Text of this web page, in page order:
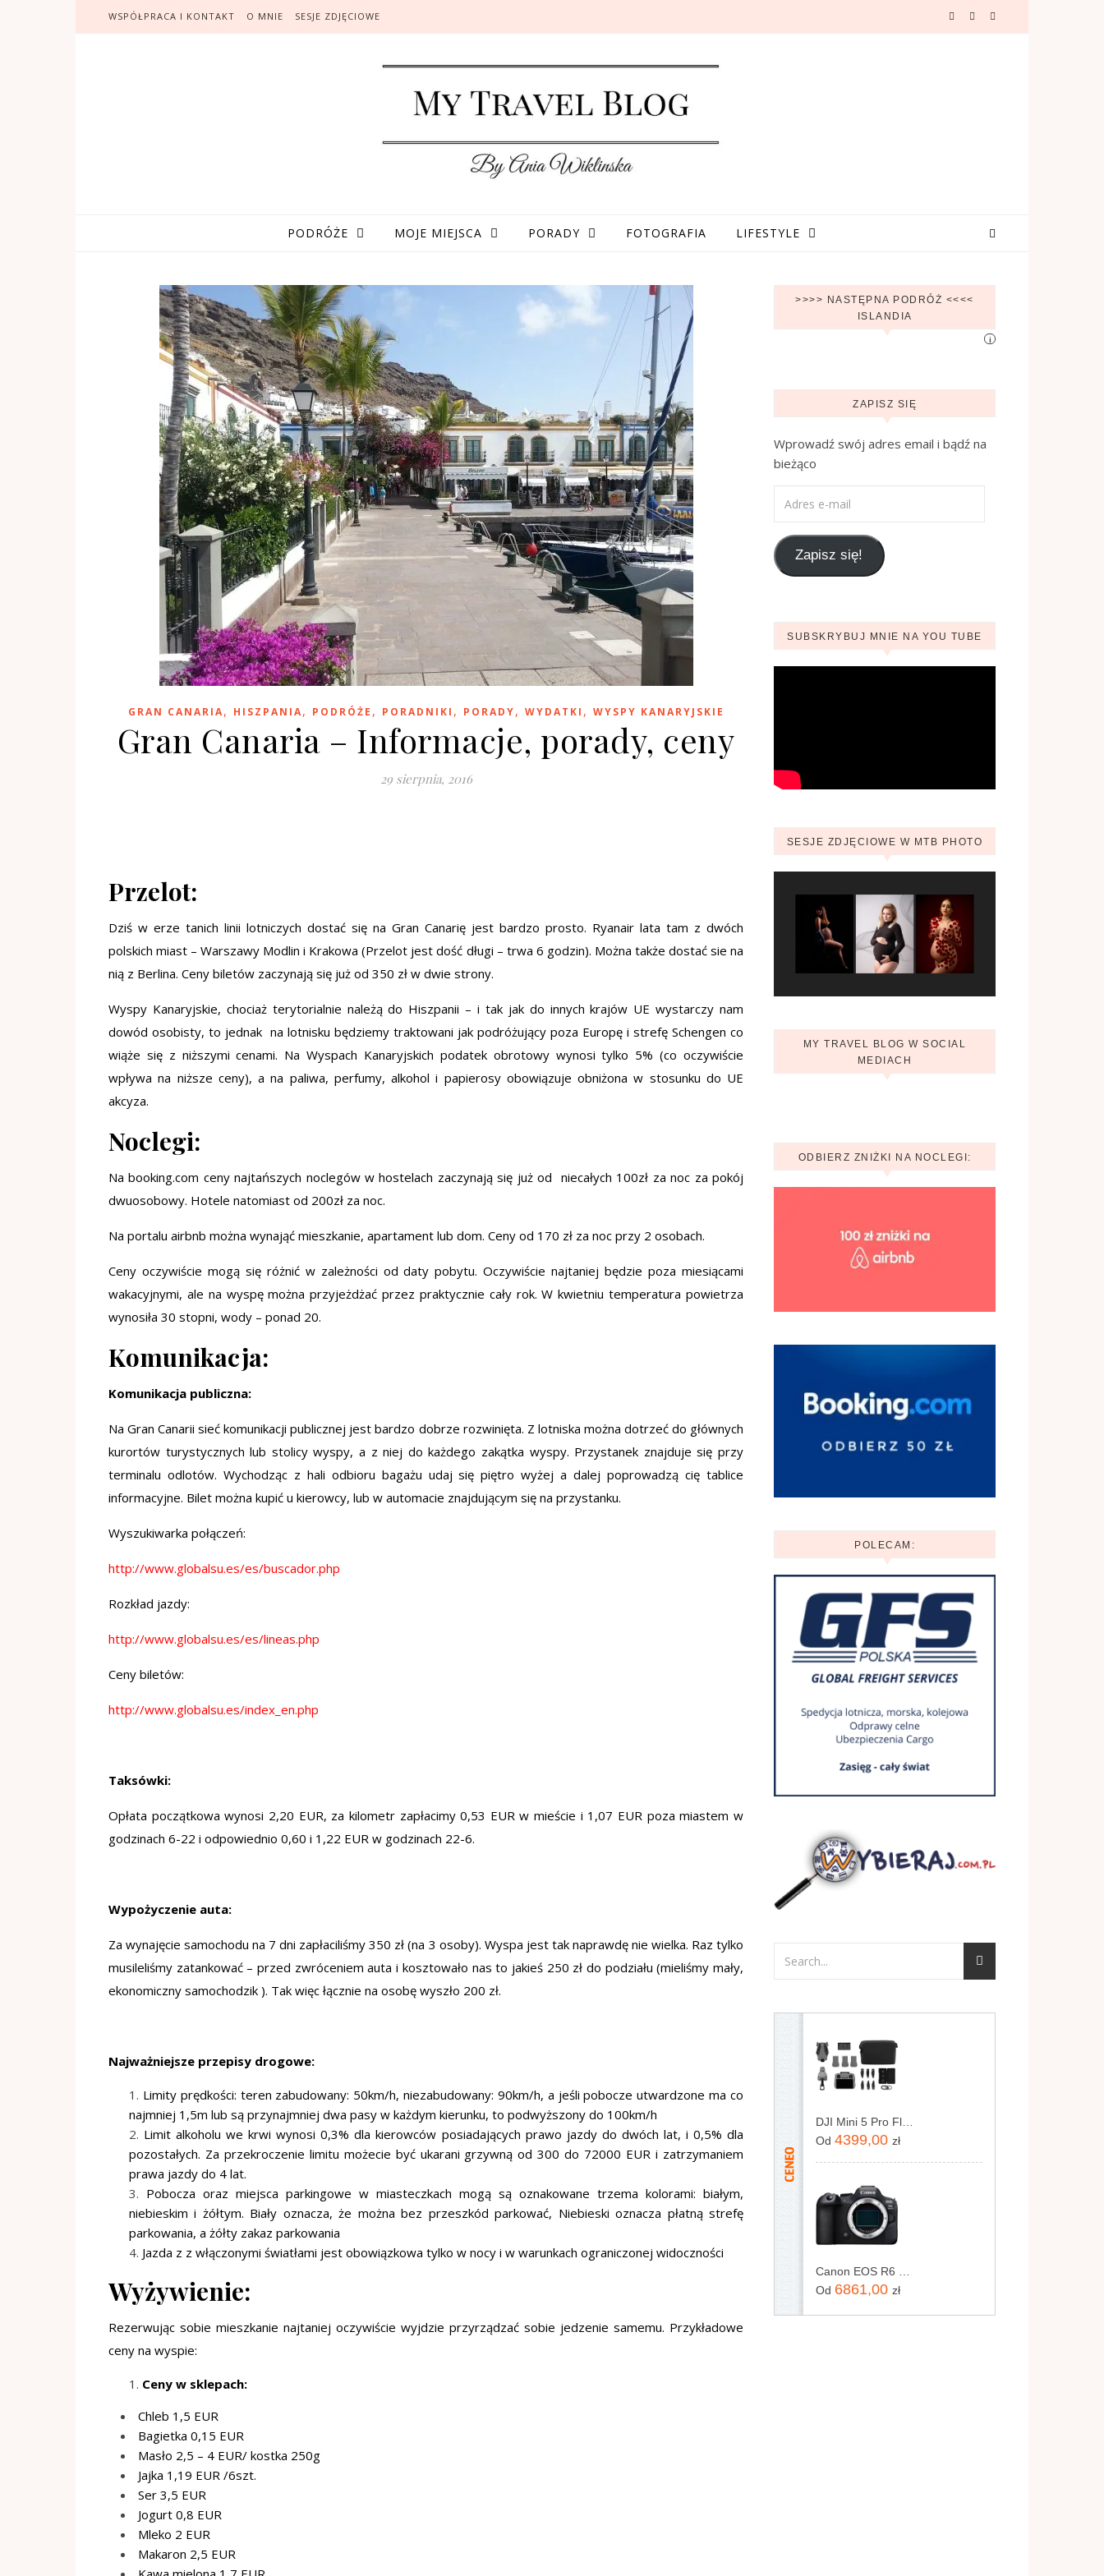
WSPÓŁPRACA I KONTAKT O MNIE SESJE ZDJĘCIOWE
PODRÓŻE MOJE MIEJSCA PORADY FOTOGRAFIA LIFESTYLE
GRAN CANARIA, HISZPANIA, PODRÓŻE , PORADNIKI , PORADY, WYDATKI , WYSPY KANARYJSKIE
Gran Canaria – Informacje, porady, ceny
29 sierpnia, 2016
Przelot:
Dziś w erze tanich linii lotniczych dostać się na Gran Canarię jest bardzo prosto. Ryanair lata tam z dwóch
polskich miast – Warszawy Modlin i Krakowa (Przelot jest dość długi – trwa 6 godzin). Można także dostać sie na
nią z Berlina. Ceny biletów zaczynają się już od 350 zł w dwie strony.
Wyspy Kanaryjskie, chociaż terytorialnie należą do Hiszpanii – i tak jak do innych krajów UE wystarczy nam
dowód osobisty, to jednak na lotnisku będziemy traktowani jak podróżujący poza Europę i strefę Schengen co
wiąże się z niższymi cenami. Na Wyspach Kanaryjskich podatek obrotowy wynosi tylko 5% (co oczywiście
wpływa na niższe ceny), a na paliwa, perfumy, alkohol i papierosy obowiązuje obniżona w stosunku do UE
akcyza.
Noclegi:
Na booking.com ceny najtańszych noclegów w hostelach zaczynają się już od niecałych 100zł za noc za pokój
dwuosobowy. Hotele natomiast od 200zł za noc.
Na portalu airbnb można wynająć mieszkanie, apartament lub dom. Ceny od 170 zł za noc przy 2 osobach.
Ceny oczywiście mogą się różnić w zależności od daty pobytu. Oczywiście najtaniej będzie poza miesiącami
wakacyjnymi, ale na wyspę można przyjeżdżać przez praktycznie cały rok. W kwietniu temperatura powietrza
wynosiła 30 stopni, wody – ponad 20.
Komunikacja:
Komunikacja publiczna:
Na Gran Canarii sieć komunikacji publicznej jest bardzo dobrze rozwinięta. Z lotniska można dotrzeć do głównych
kurortów turystycznych lub stolicy wyspy, a z niej do każdego zakątka wyspy. Przystanek znajduje się przy
terminalu odlotów. Wychodząc z hali odbioru bagażu udaj się piętro wyżej a dalej poprowadzą cię tablice
informacyjne. Bilet można kupić u kierowcy, lub w automacie znajdującym się na przystanku.
Wyszukiwarka połączeń:
http://www.globalsu.es/es/buscador.php
Rozkład jazdy:
http://www.globalsu.es/es/lineas.php
Ceny biletów:
http://www.globalsu.es/index_en.php
Taksówki:
Opłata początkowa wynosi 2,20 EUR, za kilometr zapłacimy 0,53 EUR w mieście i 1,07 EUR poza miastem w
godzinach 6-22 i odpowiednio 0,60 i 1,22 EUR w godzinach 22-6.
Wypożyczenie auta:
Za wynajęcie samochodu na 7 dni zapłaciliśmy 350 zł (na 3 osoby). Wyspa jest tak naprawdę nie wielka. Raz tylko
musileliśmy zatankować – przed zwróceniem auta i kosztowało nas to jakieś 250 zł do podziału (mieliśmy mały,
ekonomiczny samochodzik ). Tak więc łącznie na osobę wyszło 200 zł.
Najważniejsze przepisy drogowe:
Limity prędkości: teren zabudowany: 50km/h, niezabudowany: 90km/h, a jeśli pobocze utwardzone ma co
najmniej 1,5m lub są przynajmniej dwa pasy w każdym kierunku, to podwyższony do 100km/h
Limit alkoholu we krwi wynosi 0,3% dla kierowców posiadających prawo jazdy do dwóch lat, i 0,5% dla
pozostałych. Za przekroczenie limitu możecie być ukarani grzywną od 300 do 72000 EUR i zatrzymaniem
prawa jazdy do 4 lat.
Pobocza oraz miejsca parkingowe w miasteczkach mogą są oznakowane trzema kolorami: białym,
niebieskim i żółtym. Biały oznacza, że można bez przeszkód parkować, Niebieski oznacza płatną strefę
parkowania, a żółty zakaz parkowania
Jazda z z włączonymi światłami jest obowiązkowa tylko w nocy i w warunkach ograniczonej widoczności
Wyżywienie:
Rezerwując sobie mieszkanie najtaniej oczywiście wyjdzie przyrządzać sobie jedzenie samemu. Przykładowe
ceny na wyspie:
Ceny w sklepach:
Chleb 1,5 EUR
Bagietka 0,15 EUR
Masło 2,5 – 4 EUR/ kostka 250g
Jajka 1,19 EUR /6szt.
Ser 3,5 EUR
Jogurt 0,8 EUR
Mleko 2 EUR
Makaron 2,5 EUR
>>>> NASTĘPNA PODRÓŻ <<<<
ISLANDIA
i
ZAPISZ SIĘ
Wprowadź swój adres email i bądź na
bieżąco
Zapisz się!
SUBSKRYBUJ MNIE NA YOU TUBE
SESJE ZDJĘCIOWE W MTB PHOTO
MY TRAVEL BLOG W SOCIAL
MEDIACH
ODBIERZ ZNIŻKI NA NOCLEGI:
POLECAM:
Od 4399,00 zł
Od 6861,00 zł